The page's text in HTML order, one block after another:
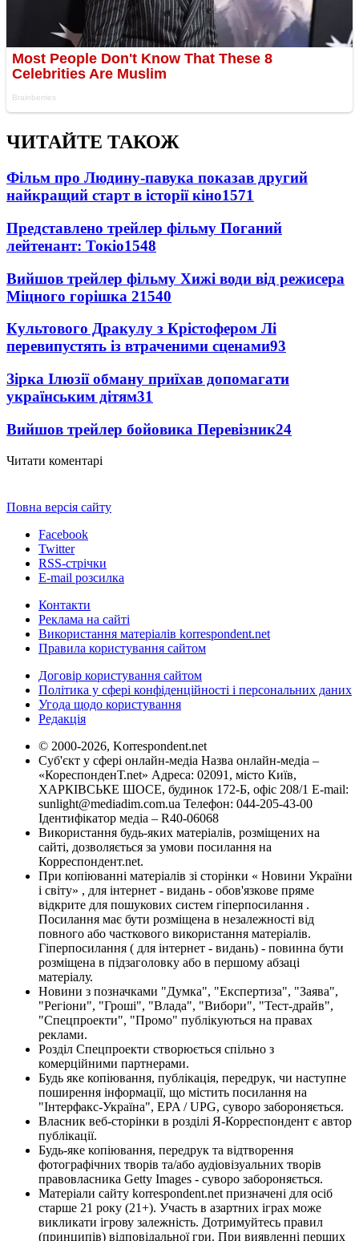
ЧИТАЙТЕ ТАКОЖ
Фільм про Людину-павука показав другий
найкращий старт в історії кіно1571
Представлено трейлер фільму Поганий
лейтенант: Токіо1548
Вийшов трейлер фільму Хижі води від режисера
Міцного горішка 21540
Культового Дракулу з Крістофером Лі
перевипустять із втраченими сценами93
Зірка Ілюзії обману приїхав допомагати
українським дітям31
Вийшов трейлер бойовика Перевізник24
Читати коментарі
Повна версія сайту
Facebook
Twitter
RSS-стрічки
E-mail розсилка
Контакти
Реклама на сайті
Використання матеріалів korrespondent.net
Правила користування сайтом
Договір користування сайтом
Політика у сфері конфіденційності і персональних даних
Угода щодо користування
Редакція
© 2000-2026, Korrespondent.net
Суб'єкт у сфері онлайн-медіа Назва онлайн-медіа –
«КореспонденТ.net» Адреса: 02091, місто Київ,
ХАРКІВСЬКЕ ШОСЕ, будинок 172-Б, офіс 208/1 E-mail:
sunlight@mediadim.com.ua Телефон: 044-205-43-00
Ідентифікатор медіа – R40-06068
Використання будь-яких матеріалів, розміщених на
сайті, дозволяється за умови посилання на
Корреспондент.net.
При копіюванні матеріалів зі сторінки « Новини України
і світу» , для інтернет - видань - обов'язкове пряме
відкрите для пошукових систем гіперпосилання .
Посилання має бути розміщена в незалежності від
повного або часткового використання матеріалів.
Гіперпосилання ( для інтернет - видань) - повинна бути
розміщена в підзаголовку або в першому абзаці
матеріалу.
Новини з позначками "Думка", "Експертиза", "Заява",
"Регіони", "Гроші", "Влада", "Вибори", "Тест-драйв",
"Спецпроекти", "Промо" публікуються на правах
реклами.
Розділ Спецпроекти створюється спільно з
комерційними партнерами.
Будь яке копіювання, публікація, передрук, чи наступне
поширення інформації, що містить посилання на
"Інтерфакс-Україна", EPA / UPG, суворо забороняється.
Власник веб-сторінки в розділі Я-Корреспондент є автор
публікації.
Будь-яке копіювання, передрук та відтворення
фотографічних творів та/або аудіовізуальних творів
правовласника Getty Images - суворо забороняється.
Матеріали сайту korrespondent.net призначені для осіб
старше 21 року (21+). Участь в азартних іграх може
викликати ігрову залежність. Дотримуйтесь правил
(принципів) відповідальної гри. При виявленні перших